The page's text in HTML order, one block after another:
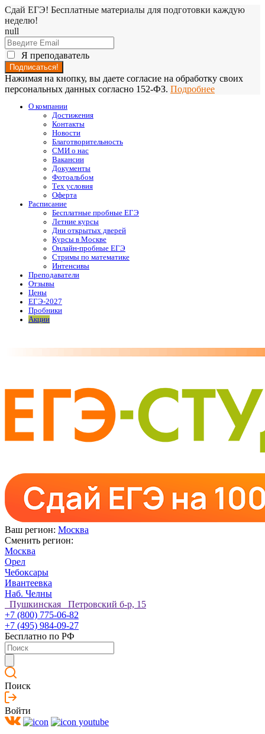
Сдай ЕГЭ! Бесплатные материалы для подготовки каждую
неделю!
null
Я преподаватель
Нажимая на кнопку, вы даете согласие на обработку своих
персональных данных согласно 152-ФЗ. Подробнее
О компании
Достижения
Контакты
Новости
Благотворительность
СМИ о нас
Вакансии
Документы
Фотоальбом
Тех условия
Оферта
Расписание
Бесплатные пробные ЕГЭ
Летние курсы
Дни открытых дверей
Курсы в Москве
Онлайн-пробные ЕГЭ
Стримы по математике
Интенсивы
Преподаватели
Отзывы
Цены
ЕГЭ-2027
Пробники
Акции
Ваш регион: Москва
Сменить регион:
Москва
Орел
Чебоксары
Ивантеевка
Наб. Челны
Пушкинская Петровский б-р, 15
+7 (800) 775-06-82
+7 (495) 984-09-27
Бесплатно по РФ
Поиск
Войти